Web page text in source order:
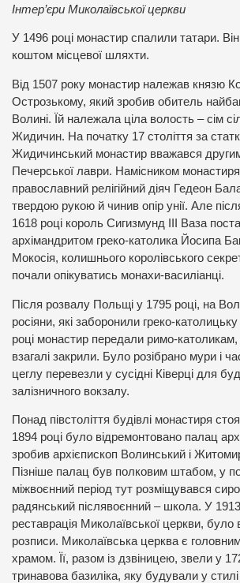
Інтер’єри Миколаївської церкви
У 1496 році монастир спалили татари.
коштом місцевої шляхти.
Від 1507 року монастир належав князю
Острозькому, який зробив обитель
Волині. Їй належала ціла волость – сім
Жидичин. На початку 17 століття за
Жидичинський монастир вважався
Печерської лаври. Намісником
православний релігійний діяч Гедеон
твердою рукою й чинив опір унії. Але
1618 році король Сигизмунд ІІІ Ваза
архімандритом греко-католика Йосипа
Мокосія, колишнього королівського
почали опікуватись монахи-василіанці.
Після розвалу Польщі у 1795 році, на
росіяни, які заборонили греко-
році монастир передали римо-католикам,
взагалі закрили. Було розібрано мури і
цеглу перевезли у сусідні Ківерці для
залізничного вокзалу.
Понад півстоліття будівлі монастиря
1894 році було відремонтовано палац
зробив архієпископ Волинський і
Пізніше палац був полковим штабом, у
міжвоєнний період тут розміщувався
радянський післявоєнний – школа. У
реставрація Миколаївської церкви, було
розписи. Миколаївська церква є
храмом. Її, разом із дзвіницею, звели у
тринавова базиліка, яку будували у